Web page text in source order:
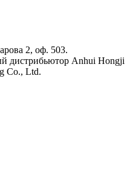
2, оф. 503.
Anhui Hongji
Co., Ltd.